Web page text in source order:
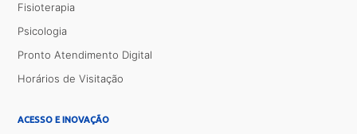
Fisioterapia
Psicologia
Pronto Atendimento Digital
Horários de Visitação
ACESSO E INOVAÇÃO